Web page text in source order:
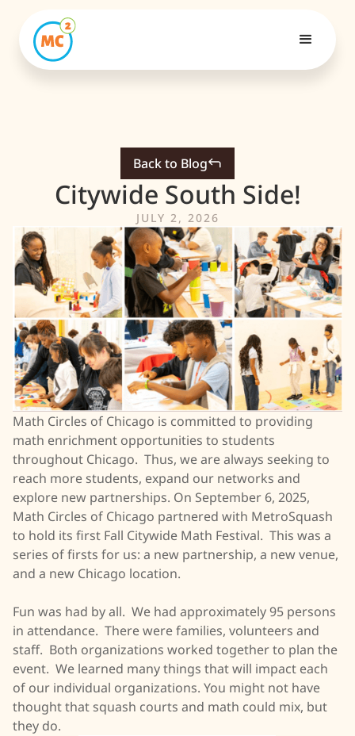
Back to Blog
Citywide South Side!
JULY 2, 2026
Math Circles of Chicago is committed to providing
math enrichment opportunities to students
throughout Chicago. Thus, we are always seeking to
reach more students, expand our networks and
explore new partnerships. On September 6, 2025,
Math Circles of Chicago partnered with MetroSquash
to hold its first Fall Citywide Math Festival. This was a
series of firsts for us: a new partnership, a new venue,
and a new Chicago location.
Fun was had by all. We had approximately 95 persons
in attendance. There were families, volunteers and
staff. Both organizations worked together to plan the
event. We learned many things that will impact each
of our individual organizations. You might not have
thought that squash courts and math could mix, but
they do.